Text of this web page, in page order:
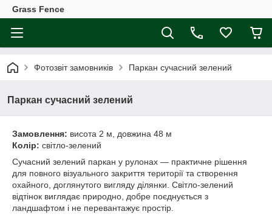
Grass Fence
Фотозвіт замовників Паркан сучасний зелений
Паркан сучасний зелений
Замовлення: висота 2 м, довжина 48 м
Колір: світло-зелений
Сучасний зелений паркан у рулонах — практичне рішення
для повного візуального закриття території та створення
охайного, доглянутого вигляду ділянки. Світло-зелений
відтінок виглядає природно, добре поєднується з
ландшафтом і не перевантажує простір.